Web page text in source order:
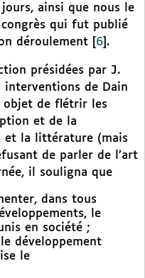
ainsi que nous le
qui fut publié
déroulement
6 .
présidées par J.
interventions de Dain
objet de flétrir les
et de la
et la littérature (mais
de parler de l’art
il souligna que
dans tous
le
en société ;
développement
le